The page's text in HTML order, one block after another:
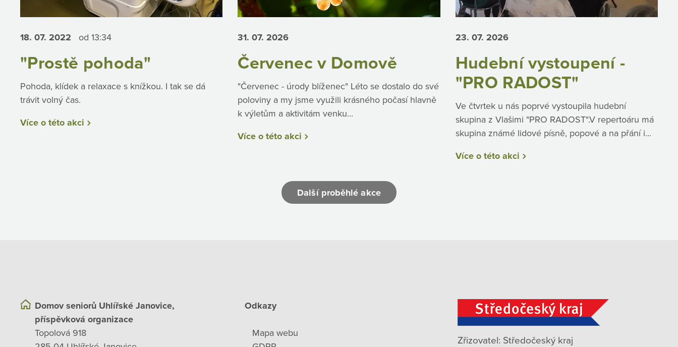
18. 07. 2022 od 13:34
"Prostě pohoda"
Pohoda, klídek a relaxace s knížkou. I tak se dá
trávit volný čas.
Více o této akci
31. 07.2026
Červenec v Domově
"Červenec - úrody blíženec" Léto se dostalo do své
poloviny a my jsme využili krásného počasí hlavně
k výletům a aktivitám venku...
Více o této akci
23. 07. 2026
Hudební vystoupení -
"PRO RADOST"
Ve čtvrtek u nás poprvé vystoupila hudební
skupina z Vlašimi "PRO RADOST".V repertoáru má
skupina známé lidové písně, popové a na přání i...
Více o této akci
Další proběhlé akce
Domov seniorů Uhlířské Janovice,
příspěvková organizace
Topolová 918
Odkazy
Mapa webu
Zřizovatel: Středočeský kraj